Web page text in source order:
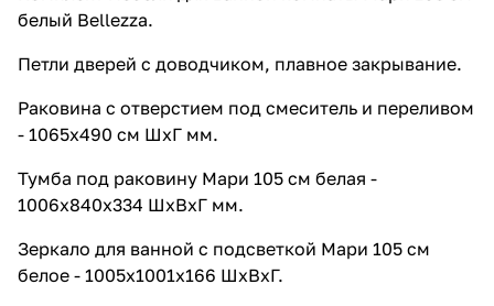
белый Bellezza.
Петли дверей с доводчиком, плавное закрывание.
Раковина с отверстием под смеситель и переливом
- 1065х490 см ШхГ мм.
Тумба под раковину Мари 105 см белая -
1006х840х334 ШхВхГ мм.
Зеркало для ванной с подсветкой Мари 105 см
белое - 1005х1001х166 ШхВхГ.